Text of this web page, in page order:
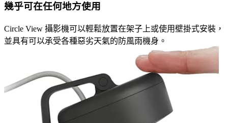
幾乎可在任何地方使用
Circle View 攝影機可以輕鬆放置在架子上或使用壁掛式安裝，
並具有可以承受各種惡劣天氣的防風雨機身。